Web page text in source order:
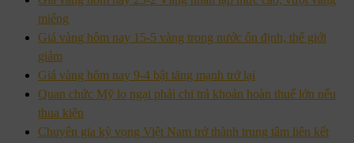
miếng
Giá vàng hôm nay 15-5 vàng trong nước ổn định, thế giới
giảm
Giá vàng hôm nay 9-4 bật tăng mạnh trở lại
Quan chức Mỹ lo ngại phải chi trả khoản hoàn thuế lớn nếu
thua kiện
Chuyên gia kỳ vọng Việt Nam trở thành trung tâm liên kết